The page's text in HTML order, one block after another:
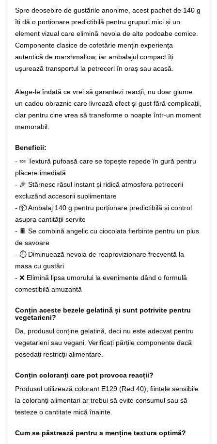
Spre deosebire de gustările anonime, acest pachet de 140 g
îți dă o porționare predictibilă pentru grupuri mici și un
element vizual care elimină nevoia de alte podoabe comice.
Componente clasice de cofetărie mențin experiența
autentică de marshmallow, iar ambalajul compact îți
ușurează transportul la petreceri în oraș sau acasă.
Alege-le îndată ce vrei să garantezi reacții, nu doar glume:
un cadou obraznic care livrează efect și gust fără complicații,
clar pentru cine vrea să transforme o noapte într-un moment
memorabil.
Beneficii:
- 🍬 Textură pufoasă care se topește repede în gură pentru
plăcere imediată
- 🎉 Stârnesc râsul instant și ridică atmosfera petrecerii
excluzând accesorii suplimentare
- 📦 Ambalaj 140 g pentru porționare predictibilă și control
asupra cantității servite
- 🍫 Se combină angelic cu ciocolata fierbinte pentru un plus
de savoare
- ⏱️ Diminuează nevoia de reaprovizionare frecventă la
masa cu gustări
- ❌ Elimină lipsa umorului la evenimente dând o formulă
comestibilă amuzantă
Conțin aceste bezele gelatină și sunt potrivite pentru
vegetarieni?
Da, produsul conține gelatină, deci nu este adecvat pentru
vegetarieni sau vegani. Verificați părțile componente dacă
posedați restricții alimentare.
Conțin coloranți care pot provoca reacții?
Produsul utilizează colorant E129 (Red 40); ființele sensibile
la coloranți alimentari ar trebui să evite consumul sau să
testeze o cantitate mică înainte.
Cum se păstrează pentru a menține textura optimă?